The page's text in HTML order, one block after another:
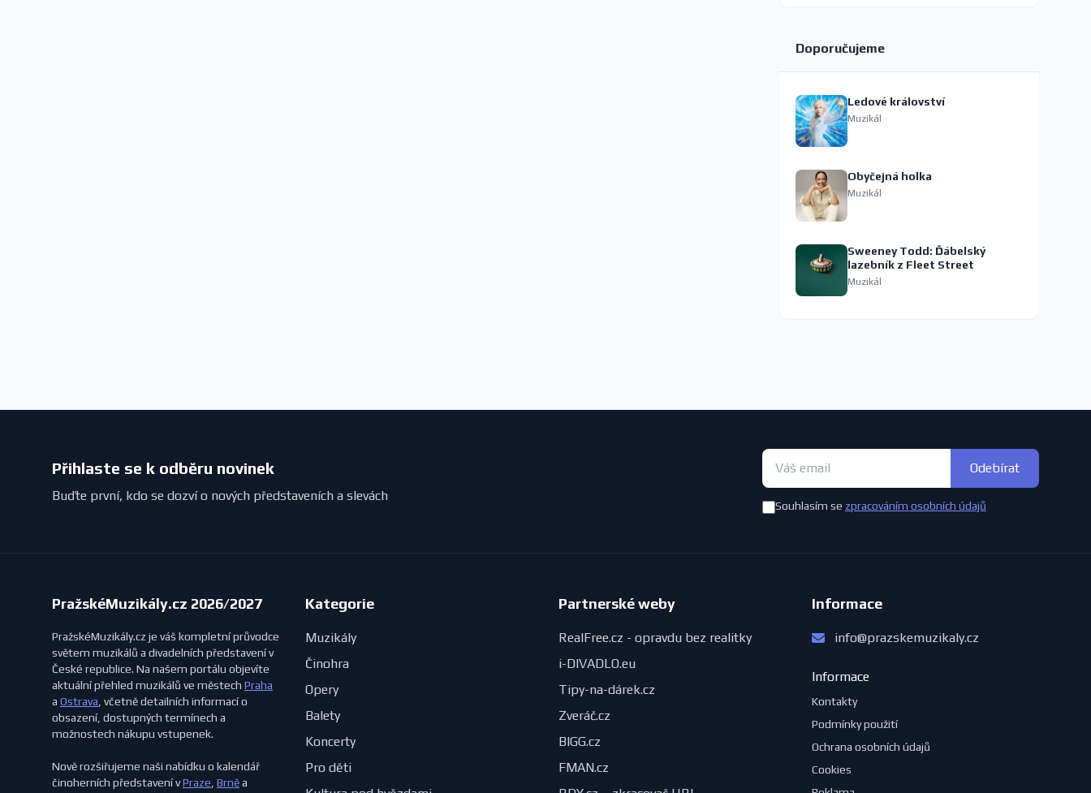
Doporučujeme
Ledové království
Muzikál
Obyčejná holka
Muzikál
Sweeney Todd: Ďábelský
lazebník z Fleet Street
Muzikál
Přihlaste se k odběru novinek
Buďte první, kdo se dozví o nových představeních a slevách
Odebírat
Souhlasím se zpracováním osobních údajů
PražskéMuzikály.cz 2026/2027
PražskéMuzikály.cz je váš kompletní průvodce
světem muzikálů a divadelních představení v
České republice. Na našem portálu objevíte
aktuální přehled muzikálů ve městech Praha
a Ostrava, včetně detailních informací o
obsazení, dostupných termínech a
možnostech nákupu vstupenek.
Nově rozšiřujeme naši nabídku o kalendář
činoherních představení vPraze, Brněa
Kategorie
Muzikály
Činohra
Opery
Balety
Koncerty
Pro děti
Partnerské weby
RealFree.cz - opravdu bez realitky
i-DIVADLO.eu
Tipy-na-dárek.cz
Zveráč.cz
BIGG.cz
FMAN.cz
Informace
info@prazskemuzikaly.cz
Informace
Kontakty
Podmínky použití
Ochrana osobních údajů
Cookies